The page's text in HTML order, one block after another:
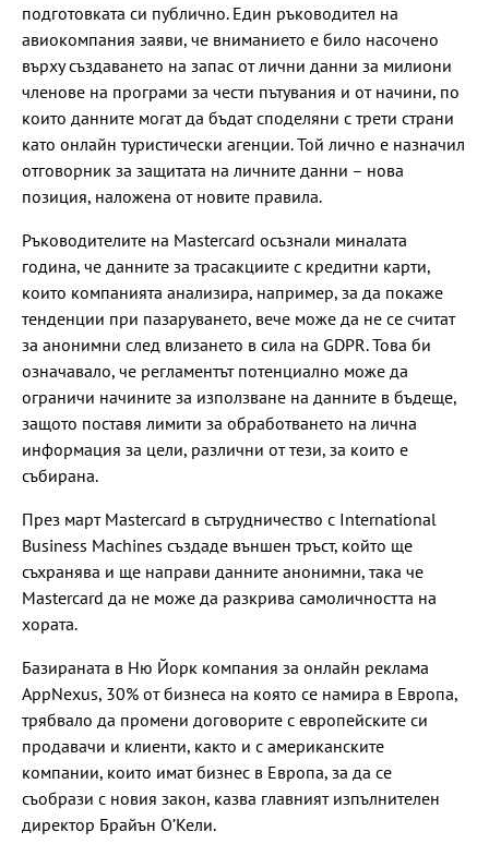
подготовката си публично. Един ръководител на
авиокомпания заяви, че вниманието е било насочено
върху създаването на запас от лични данни за милиони
членове на програми за чести пътувания и от начини, по
които данните могат да бъдат споделяни с трети страни
като онлайн туристически агенции. Той лично е назначил
отговорник за защитата на личните данни – нова
позиция, наложена от новите правила.
Ръководителите на Mastercard осъзнали миналата
година, че данните за трасакциите с кредитни карти,
които компанията анализира, например, за да покаже
тенденции при пазаруването, вече може да не се считат
за анонимни след влизането в сила на GDPR. Това би
означавало, че регламентът потенциално може да
ограничи начините за използване на данните в бъдеще,
защото поставя лимити за обработването на лична
информация за цели, различни от тези, за които е
събирана.
През март Mastercard в сътрудничество с International
Business Machines създаде външен тръст, който ще
съхранява и ще направи данните анонимни, така че
Mastercard да не може да разкрива самоличността на
хората.
Базираната в Ню Йорк компания за онлайн реклама
AppNexus, 30% от бизнеса на която се намира в Европа,
трябвало да промени договорите с европейските си
продавачи и клиенти, както и с американските
компании, които имат бизнес в Европа, за да се
съобрази с новия закон, казва главният изпълнителен
директор Брайън О’Кели.